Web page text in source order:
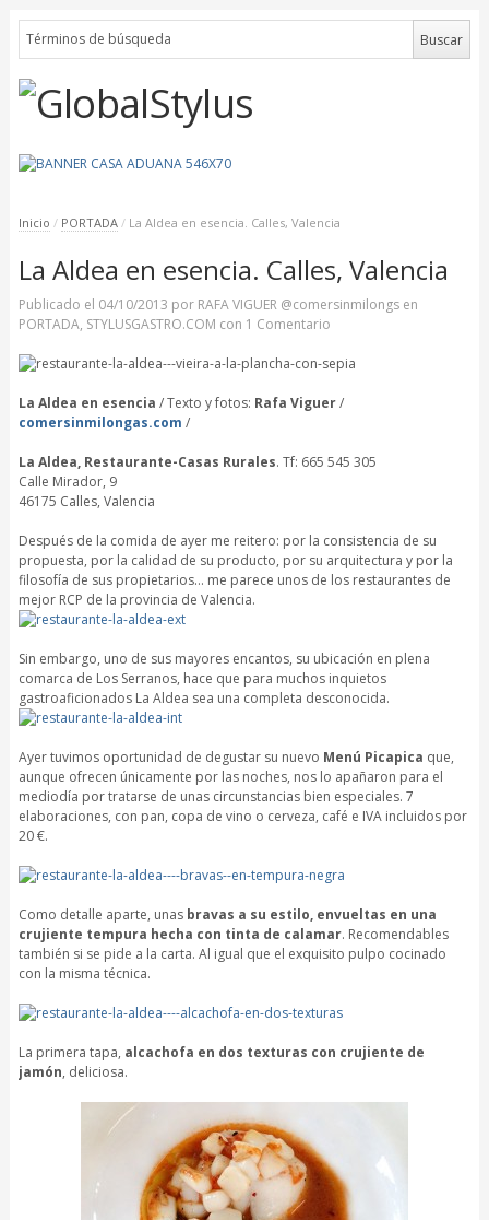
Inicio / PORTADA / La Aldea en esencia. Calles, Valencia
La Aldea en esencia. Calles, Valencia
Publicado el 04/10/2013 por RAFA VIGUER @comersinmilongsen
PORTADA, STYLUSGASTRO.COM con 1 Comentario
La Aldea en esencia / Texto y fotos: Rafa Viguer/
comersinmilongas.com /
La Aldea, Restaurante-Casas Rurales. Tf: 665 545 305
Calle Mirador, 9
46175 Calles, Valencia
Después de la comida de ayer me reitero: por la consistencia de su
propuesta, por la calidad de su producto, por su arquitectura y por la
filosofía de sus propietarios… me parece unos de los restaurantes de
mejor RCP de la provincia de Valencia.
Sin embargo, uno de sus mayores encantos, su ubicación en plena
comarca de Los Serranos, hace que para muchos inquietos
gastroaficionados La Aldea sea una completa desconocida.
Ayer tuvimos oportunidad de degustar su nuevo Menú Picapica que,
aunque ofrecen únicamente por las noches, nos lo apañaron para el
mediodía por tratarse de unas circunstancias bien especiales. 7
elaboraciones, con pan, copa de vino o cerveza, café e IVA incluidos por
20 €.
Como detalle aparte, unas bravas a su estilo, envueltas en una
crujiente tempura hecha con tinta de calamar. Recomendables
también si se pide a la carta. Al igual que el exquisito pulpo cocinado
con la misma técnica.
La primera tapa, alcachofa en dos texturas con crujiente de
jamón, deliciosa.